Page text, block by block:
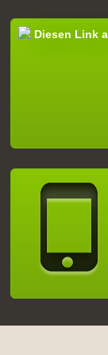
Diesen Link